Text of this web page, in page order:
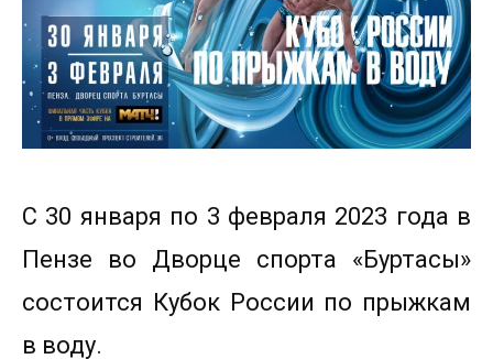
С 30 января по 3 февраля 2023 года в
Пензе во Дворце спорта «Буртасы»
состоится Кубок России по прыжкам
в воду.